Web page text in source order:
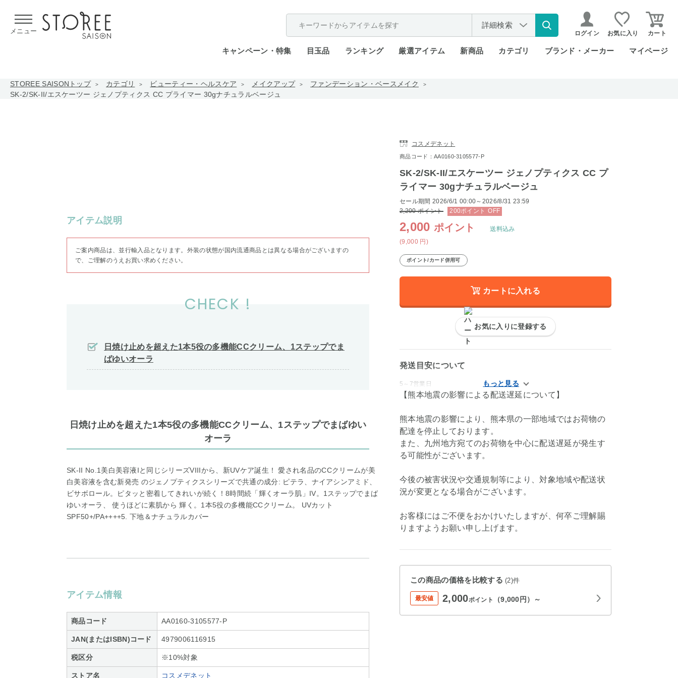
メニュー
詳細検索
ログイン お気に入り カート
キャンペーン・特集 目玉品 ランキング 厳選アイテム 新商品 カテゴリ ブランド・メーカー マイページ
STOREE SAISONトップ カテゴリ ビューティー・ヘルスケア メイクアップ
ファンデーション・ベースメイク
SK-2/SK-II/エスケーツー ジェノプティクス CC プライマー 30gナチュラルベージュ
アイテム説明
ご案内商品は、並行輸入品となります。外装の状態が国内流通商品とは異なる場合がございますの
で、ご理解のうえお買い求めください。
CHECK !
日焼け止めを超えた1本5役の多機能CCクリーム、1ステップでま
ばゆいオーラ
日焼け止めを超えた1本5役の多機能CCクリーム、1ステップでまばゆい
オーラ
SK-II No.1美白美容液Iと同じシリーズVIIIから、新UVケア誕生！ 愛され名品のCCクリームが美
白美容液を含む新発売 のジェノプティクスシリーズで共通の成分: ピテラ、ナイアシンアミド、
ビサボロール。ピタッと密着してきれいが続く！8時間続「輝くオーラ肌」IV。1ステップでまば
ゆいオーラ、 使うほどに素肌から 輝く。1本5役の多機能CCクリーム。 UVカット
SPF50+/PA++++5. 下地＆ナチュラルカバー
アイテム情報
商品コード AA0160-3105577-P
JAN(またはISBN)コード 4979006116915
税区分 ※10%対象
ストア名 コスメデネット
コスメデネット
商品コード：AA0160-3105577-P
SK-2/SK-II/エスケーツー ジェノプティクス CC プ
ライマー 30gナチュラルベージュ
セール期間 2026/6/1 00:00～2026/8/31 23:59
2,200ポイント 200ポイント OFF
2,000 ポイント
(9,000 円 )
送料込み
ポイント/カード併用可
カートに入れる
お気に入りに登録する
発送目安について
5～7営業日
【熊本地震の影響による配送遅延について】
熊本地震の影響により、熊本県の一部地域ではお荷物の
配達を停止しております。
また、九州地方宛てのお荷物を中心に配送遅延が発生す
る可能性がございます。
今後の被害状況や交通規制等により、対象地域や配送状
況が変更となる場合がございます。
お客様にはご不便をおかけいたしますが、何卒ご理解賜
りますようお願い申し上げます。
この商品の価格を比較する(2)件
最安値 2,000ポイント （9,000円）～